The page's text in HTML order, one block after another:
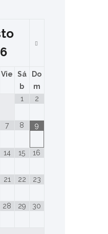
Vie
Sá
b
Do
m
1
2
7 8 9
14 15 16
21 22 23
28 29 30